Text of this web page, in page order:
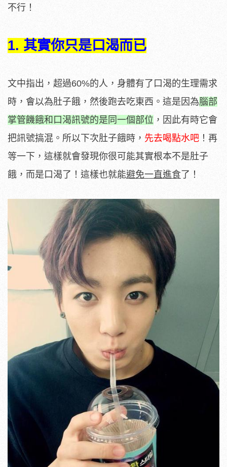
不行！
1. 其實你只是口渴而已
文中指出，超過60%的人，身體有了口渴的生理需求
時，會以為肚子餓，然後跑去吃東西。這是因為腦部
掌管饑餓和口渴訊號的是同一個部位 ，因此有時它會
把訊號搞混。所以下次肚子餓時， 先去喝點水吧 ！再
等一下，這樣就會發現你很可能其實根本不是肚子
餓，而是口渴了！這樣也就能避免一直進食了！